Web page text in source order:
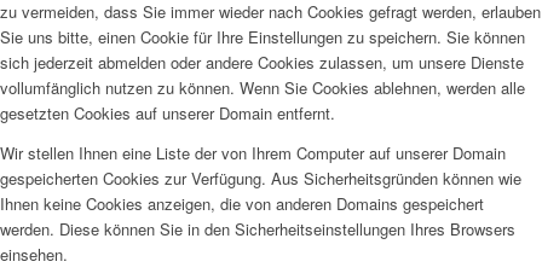
zu vermeiden, dass Sie immer wieder nach Cookies gefragt werden, erlauben
Sie uns bitte, einen Cookie für Ihre Einstellungen zu speichern. Sie können
sich jederzeit abmelden oder andere Cookies zulassen, um unsere Dienste
vollumfänglich nutzen zu können. Wenn Sie Cookies ablehnen, werden alle
gesetzten Cookies auf unserer Domain entfernt.
Wir stellen Ihnen eine Liste der von Ihrem Computer auf unserer Domain
gespeicherten Cookies zur Verfügung. Aus Sicherheitsgründen können wie
Ihnen keine Cookies anzeigen, die von anderen Domains gespeichert
werden. Diese können Sie in den Sicherheitseinstellungen Ihres Browsers
einsehen.